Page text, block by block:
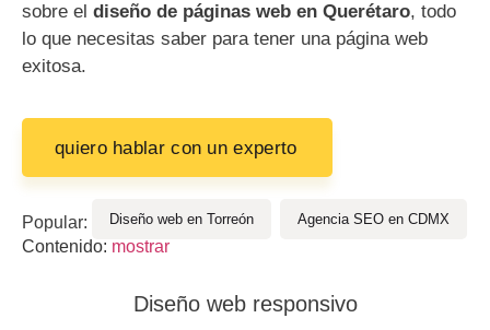
sobre el diseño de páginas web en Querétaro, todo
lo que necesitas saber para tener una página web
exitosa.
quiero hablar con un experto
Popular: Diseño web en Torreón Agencia SEO en CDMX
Contenido: mostrar
Diseño web responsivo